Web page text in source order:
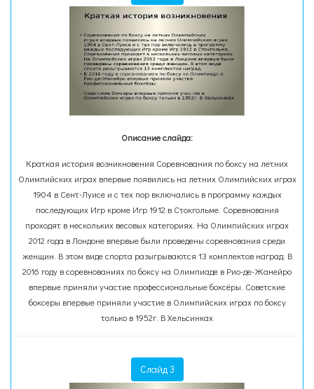
Описание слайда:
Краткая история возникновения Соревнования по боксу на летних
Олимпийских играх впервые появились на летних Олимпийских играх
1904 в Сент-Луисе и с тех пор включались в программу каждых
последующих Игр кроме Игр 1912 в Стокгольме. Соревнования
проходят в нескольких весовых категориях. На Олимпийских играх
2012 года в Лондоне впервые были проведены соревнования среди
женщин. В этом виде спорта разыгрываются 13 комплектов наград. В
2016 году в соревнованиях по боксу на Олимпиаде в Рио-де-Жанейро
впервые приняли участие профессиональные боксёры. Советские
боксеры впервые приняли участие в Олимпийских играх по боксу
только в 1952г. В Хельсинках
Слайд 3